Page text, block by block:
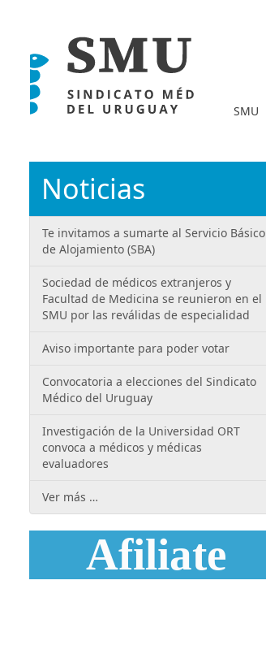
SMU
Noticias
Te invitamos a sumarte al Servicio Básico
de Alojamiento (SBA)
Sociedad de médicos extranjeros y
Facultad de Medicina se reunieron en el
SMU por las reválidas de especialidad
Aviso importante para poder votar
Convocatoria a elecciones del Sindicato
Médico del Uruguay
Investigación de la Universidad ORT
convoca a médicos y médicas
evaluadores
Ver más …
Afiliate